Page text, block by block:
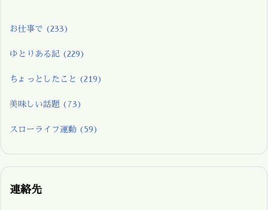
お仕事で (233)
ゆとりある記 (229)
ちょっとしたこと (219)
美味しい話題 (73)
スローライフ運動 (59)
連絡先